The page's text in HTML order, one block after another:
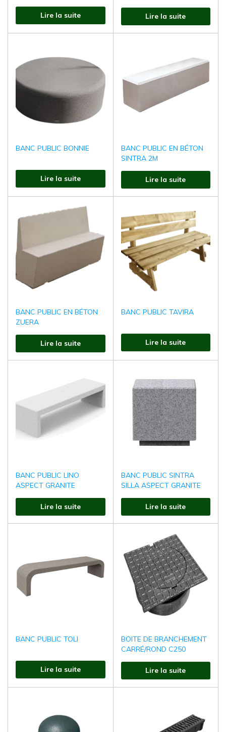
Lire la suite Lire la suite
BANC PUBLIC BONNIE
Lire la suite
BANC PUBLIC EN BÉTON
SINTRA 2M
Lire la suite
BANC PUBLIC EN BÉTON
ZUERA
Lire la suite
BANC PUBLIC TAVIRA
Lire la suite
BANC PUBLIC LINO
ASPECT GRANITE
Lire la suite
BANC PUBLIC SINTRA
SILLA ASPECT GRANITE
Lire la suite
BANC PUBLIC TOLI
Lire la suite
BOITE DE BRANCHEMENT
CARRÉ/ROND C250
Lire la suite